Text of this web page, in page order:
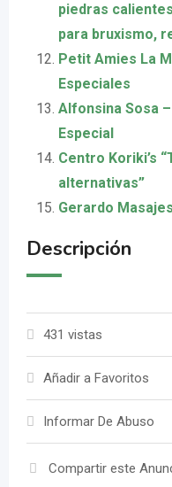
piedras
para bruxismo,
Petit Amies La
Especiales
Alfonsina Sosa
Especial
Centro Koriki’s
alternativas”
Gerardo Masajes
Descripción
431 vistas
Añadir a Favoritos
Informar De Abuso
Compartir este